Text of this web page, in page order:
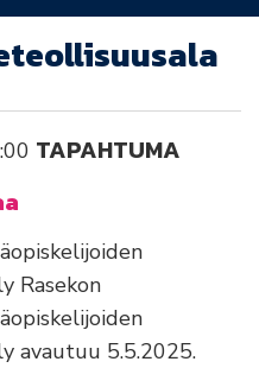
TAPAHTUMA
Rasekon
avautuu 5.5.2025.